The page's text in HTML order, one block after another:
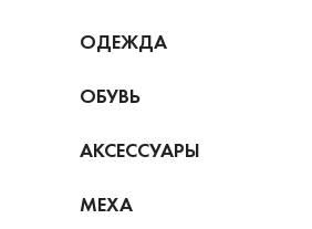
ОДЕЖДА
ОБУВЬ
АКСЕССУАРЫ
МЕХА